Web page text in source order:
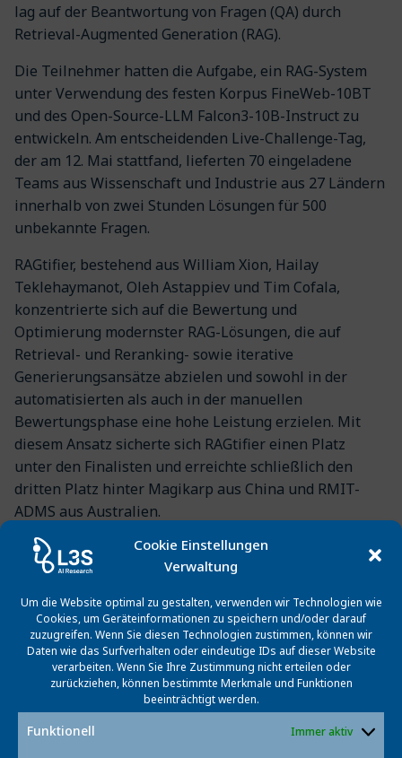
Cookie Einstellungen
Verwaltung
Um die Website optimal zu gestalten, verwenden wir Technologien wie
Cookies, um Geräteinformationen zu speichern und/oder darauf
zuzugreifen. Wenn Sie diesen Technologien zustimmen, können wir
Daten wie das Surfverhalten oder eindeutige IDs auf dieser Website
verarbeiten. Wenn Sie Ihre Zustimmung nicht erteilen oder
zurückziehen, können bestimmte Merkmale und Funktionen
beeinträchtigt werden.
Funktionell Immer aktiv
lag auf der Beantwortung von Fragen (QA) durch
Retrieval-Augmented Generation (RAG).
Die Teilnehmer hatten die Aufgabe, ein RAG-System
unter Verwendung des festen Korpus FineWeb-10BT
und des Open-Source-LLM Falcon3-10B-Instruct zu
entwickeln. Am entscheidenden Live-Challenge-Tag,
der am 12. Mai stattfand, lieferten 70 eingeladene
Teams aus Wissenschaft und Industrie aus 27 Ländern
innerhalb von zwei Stunden Lösungen für 500
unbekannte Fragen.
RAGtifier, bestehend aus William Xion, Hailay
Teklehaymanot, Oleh Astappiev und Tim Cofala,
konzentrierte sich auf die Bewertung und
Optimierung modernster RAG-Lösungen, die auf
Retrieval- und Reranking- sowie iterative
Generierungsansätze abzielen und sowohl in der
automatisierten als auch in der manuellen
Bewertungsphase eine hohe Leistung erzielen. Mit
diesem Ansatz sicherte sich RAGtifier einen Platz
unter den Finalisten und erreichte schließlich den
dritten Platz hinter Magikarp aus China und RMIT-
ADMS aus Australien.
Die Preisverleihung fand während des LiveRAG-
Workshops am 17. Juli 2025 in Padua (Italien) im
Rahmen des SIGIR-Kongresses statt.
RAGtifier Report and Code:
https://arxiv.org/abs/2506.14412
https://git.l3s.uni-hannover.de/liverag/ragtifier
LiveRAG Challenge Report:
https://arxiv.org/abs/2507.04942